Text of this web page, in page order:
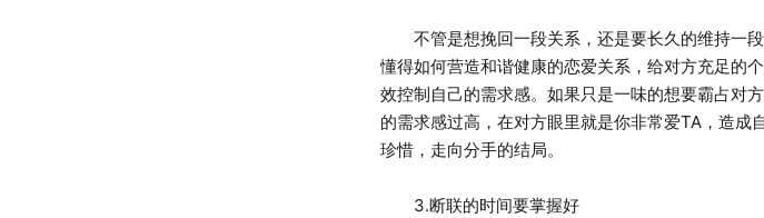
不管是想挽回一段关系，还是要长久的维持一
懂得如何营造和谐健康的恋爱关系，给对方充足的
效控制自己的需求感。如果只是一味的想要霸占对
的需求感过高，在对方眼里就是你非常爱TA，造成
珍惜，走向分手的结局。
3.断联的时间要掌握好